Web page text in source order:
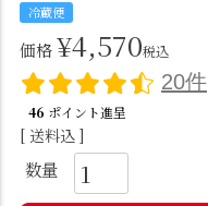
冷蔵便
価格¥4,570税込
20件
46 ポイント進呈
送料込